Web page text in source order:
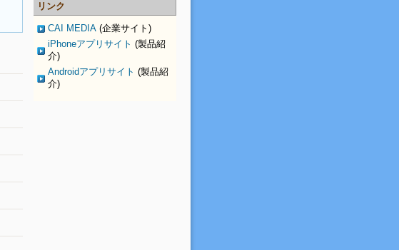
リンク
CAI MEDIA (企業サイト)
iPhoneアプリサイト (製品紹
介)
Androidアプリサイト (製品紹
介)